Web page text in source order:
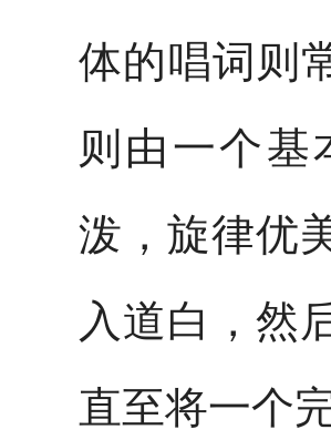
体的唱词则
则由一个基
泼，旋律优
入道白，然
直至将一个